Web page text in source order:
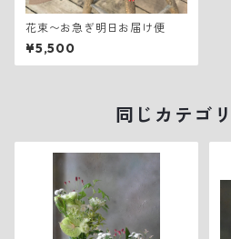
花束〜お急ぎ明日お届け便
¥5,500
同じカテゴ